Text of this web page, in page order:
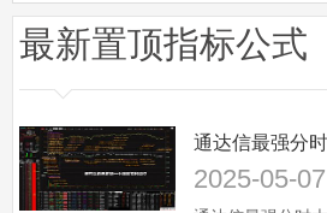
最新置顶指标公式
2025-05-07